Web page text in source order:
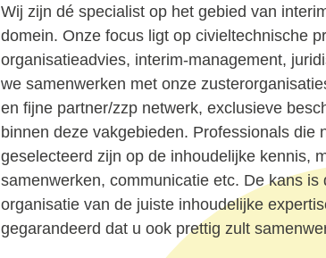
Wij zijn dé specialist op het gebied van
domein. Onze focus ligt op civieltechnische
organisatieadvies, interim-management,
we samenwerken met onze
en fijne partner/zzp netwerk, exclusieve
binnen deze vakgebieden. Professionals die
geselecteerd zijn op de inhoudelijke kennis,
samenwerken, communicatie etc. De kans is
organisatie van de juiste inhoudelijke
gegarandeerd dat u ook prettig zult